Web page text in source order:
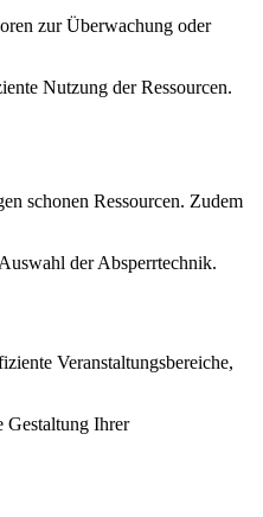
zur Überwachung oder
Nutzung der Ressourcen.
schonen Ressourcen. Zudem
der Absperrtechnik.
Veranstaltungsbereiche,
Gestaltung Ihrer